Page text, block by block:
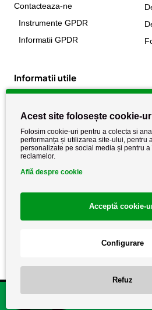
Contacteaza-ne
Instrumente GPDR
Informatii GPDR
Informatii utile
Politica de cookie
Acest site folosește cookie-
Folosim cookie-uri pentru a colecta si
performanța și utilizarea site-ului, pentru
personalizate pe social media și pentru a
reclamelor.
Află despre cookie
Acceptă cookie-
Configurare
Refuz